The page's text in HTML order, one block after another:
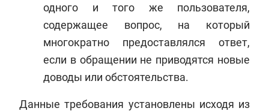
одного и того же пользователя,
содержащее вопрос, на который
многократно предоставлялся ответ,
если в обращении не приводятся новые
доводы или обстоятельства.
Данные требования установлены исходя из